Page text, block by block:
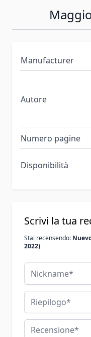
Manufacturer
Autore
Numero pagine
Disponibilità
Scrivi la tua
Stai recensendo:
2022)
Nickname
Riepilogo
Recensione